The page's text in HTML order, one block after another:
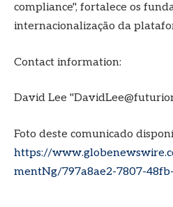
compliance", fortalece os
internacionalização da
Contact information:
David Lee
Foto deste comunicado
https://
mentNg/797a8ae2-7807-